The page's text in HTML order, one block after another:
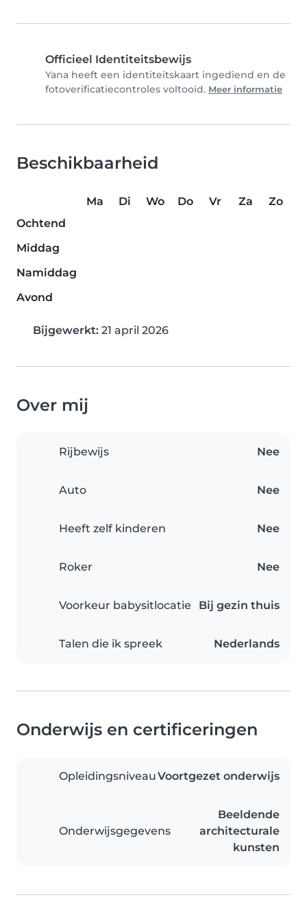
Officieel Identiteitsbewijs
Yana heeft een identiteitskaart ingediend en de
fotoverificatiecontroles voltooid. Meer informatie
Beschikbaarheid
Ma Di Wo Do Vr Za
Zo
Ochtend
Middag
Namiddag
Avond
Bijgewerkt: 21 april 2026
Over mij
Rijbewijs Nee
Auto Nee
Heeft zelf kinderen Nee
Roker Nee
Voorkeur babysitlocatie Bij gezin thuis
Talen die ik spreek Nederlands
Onderwijs en certificeringen
OpleidingsniveauVoortgezet onderwijs
Onderwijsgegevens
Beeldende
architecturale
kunsten